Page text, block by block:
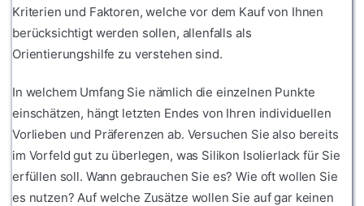
Kriterien und Faktoren, welche vor dem Kauf von Ihnen
berücksichtigt werden sollen, allenfalls als
Orientierungshilfe zu verstehen sind.
In welchem Umfang Sie nämlich die einzelnen Punkte
einschätzen, hängt letzten Endes von Ihren individuellen
Vorlieben und Präferenzen ab. Versuchen Sie also bereits
im Vorfeld gut zu überlegen, was Silikon Isolierlack für Sie
erfüllen soll. Wann gebrauchen Sie es? Wie oft wollen Sie
es nutzen? Auf welche Zusätze wollen Sie auf gar keinen